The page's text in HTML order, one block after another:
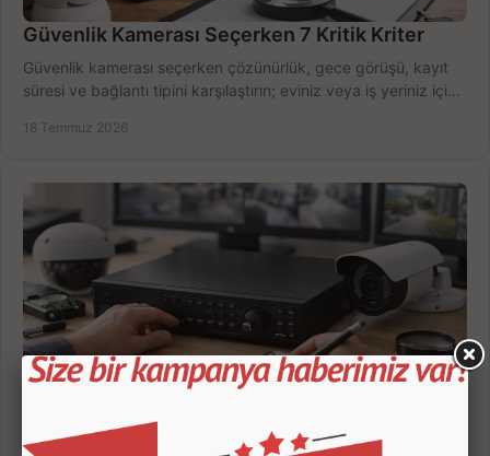
Güvenlik Kamerası Seçerken 7 Kritik Kriter
Güvenlik kamerası seçerken çözünürlük, gece görüşü, kayıt
süresi ve bağlantı tipini karşılaştırın; eviniz veya iş yeriniz için
18 Temmuz 2026
Kamera Kayıt Cihazı İncelemesi Nasıl Yapılır?
Kamera kayıt cihazı incelemesi yaparken kanal sayısı,
çözünürlük, disk kapasitesi ve uzaktan erişimi birlikte